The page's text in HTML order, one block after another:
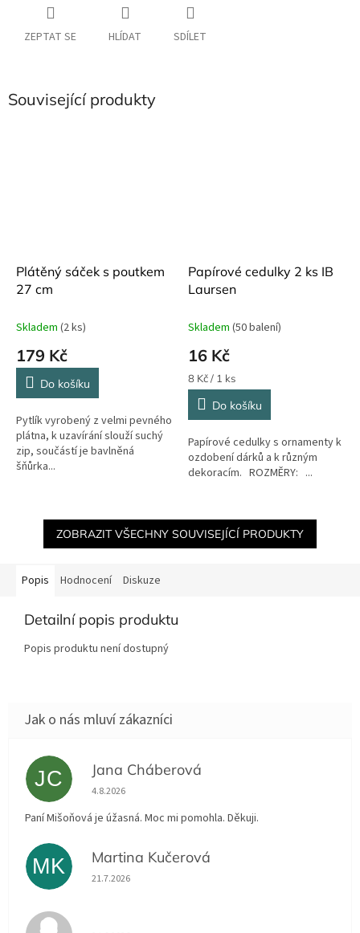
ZEPTAT SE HLÍDAT SDÍLET
Související produkty
Plátěný sáček s poutkem
27 cm
Skladem (2 ks)
179 Kč
Do košíku
Pytlík vyrobený z velmi pevného
plátna, k uzavírání slouží suchý
zip, součástí je bavlněná
šňůrka...
Papírové cedulky 2 ks IB
Laursen
Skladem (50 balení)
16 Kč
Měrná
cena:
8 Kč / 1 ks
Do košíku
Papírové cedulky s ornamenty k
ozdobení dárků a k různým
dekoracím. ROZMĚRY: ...
ZOBRAZIT VŠECHNY SOUVISEJÍCÍ PRODUKTY
Popis Hodnocení Diskuze
Detailní popis produktu
Popis produktu není dostupný
JC Jana Cháberová
Hodnocení obchodu je 5 z 5 hvězdiček.
4.8.2026
Paní Mišoňová je úžasná. Moc mi pomohla. Děkuji.
MK Martina Kučerová
Hodnocení obchodu je 5 z 5 hvězdiček.
21.7.2026